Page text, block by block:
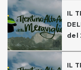
IL
del
IL